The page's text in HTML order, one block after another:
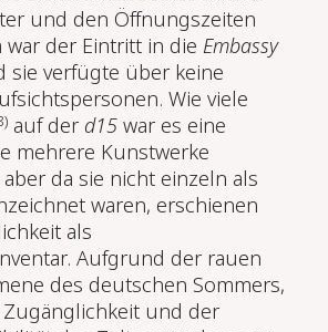
und den Öffnungszeiten
war der Eintritt in die Embassy
sie verfügte über keine
Wie viele
auf der d15 war es eine
mehrere Kunstwerke
da sie nicht einzeln als
waren, erschienen
als
Aufgrund der rauen
des deutschen Sommers,
und der